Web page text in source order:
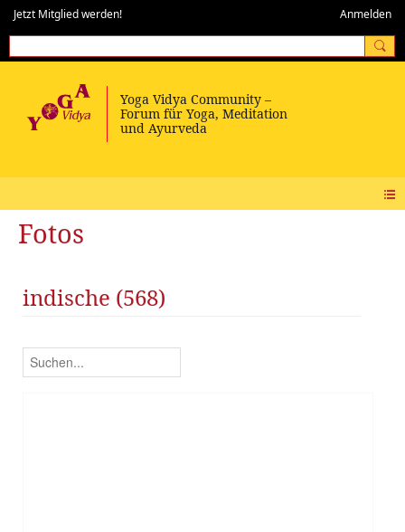
Jetzt Mitglied werden! Anmelden
Fotos
indische (568)